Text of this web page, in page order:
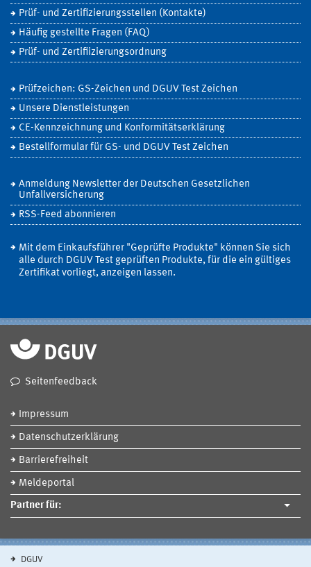
Prüf- und Zertifizierungsstellen (Kontakte)
Häufig gestellte Fragen (FAQ)
Prüf- und Zertifiizierungsordnung
Prüfzeichen: GS-Zeichen und DGUV Test Zeichen
Unsere Dienstleistungen
CE-Kennzeichnung und Konformitätserklärung
Bestellformular für GS- und DGUV Test Zeichen
Anmeldung Newsletter der Deutschen Gesetzlichen
Unfallversicherung
RSS-Feed abonnieren
Mit dem Einkaufsführer "Geprüfte Produkte" können Sie sich
alle durch DGUV Test geprüften Produkte, für die ein gültiges
Zertifikat vorliegt, anzeigen lassen.
Seitenfeedback
Impressum
Datenschutzerklärung
Barrierefreiheit
Meldeportal
Partner für:
DGUV